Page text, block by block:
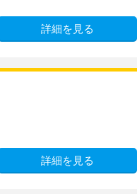
詳細を見る
詳細を見る